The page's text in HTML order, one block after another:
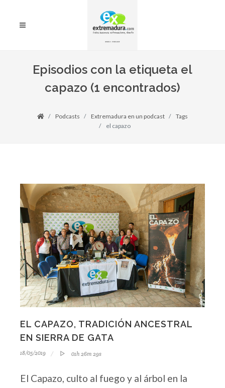
Episodios con la etiqueta el
capazo (1 encontrados)
Podcasts Extremadura en un podcast
Tags
el capazo
EL CAPAZO, TRADICIÓN ANCESTRAL
EN SIERRA DE GATA
18/05/2019 01h 26m 29s
El Capazo, culto al fuego y al árbol en la